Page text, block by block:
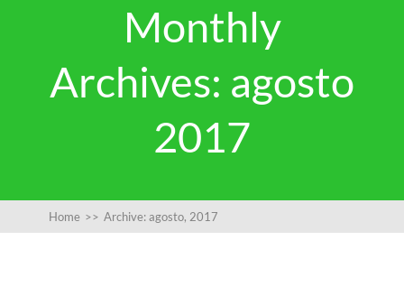
Monthly
Archives: agosto
2017
Home >> Archive: agosto, 2017